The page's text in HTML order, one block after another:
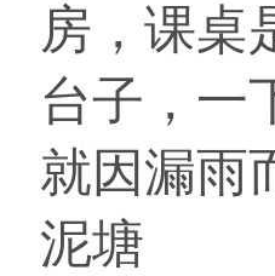
房，课桌
台子，一
就因漏雨
泥塘